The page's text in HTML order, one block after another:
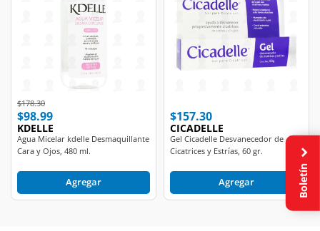
Price reduced from
$178.30to
$98.99
KDELLE
Agua Micelar kdelle Desmaquillante
Cara y Ojos, 480 ml.
Agregar
$157.30
CICADELLE
Gel Cicadelle Desvanecedor de
Cicatrices y Estrías, 60 gr.
Agregar Boletín